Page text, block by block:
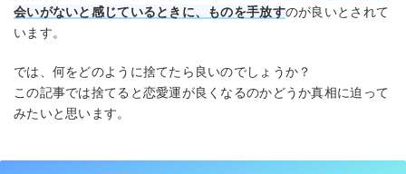
会いがないと感じているときに、ものを手放すのが良いとされて
います。
では、何をどのように捨てたら良いのでしょうか？
この記事では捨てると恋愛運が良くなるのかどうか真相に迫って
みたいと思います。